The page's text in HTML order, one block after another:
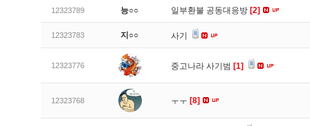
12323789 능○○ 일부환불 공동대응방 [2]
12323783 지○○ 사기
12323776 중고나라 사기범 [1]
12323768 ㅜㅜ [8]